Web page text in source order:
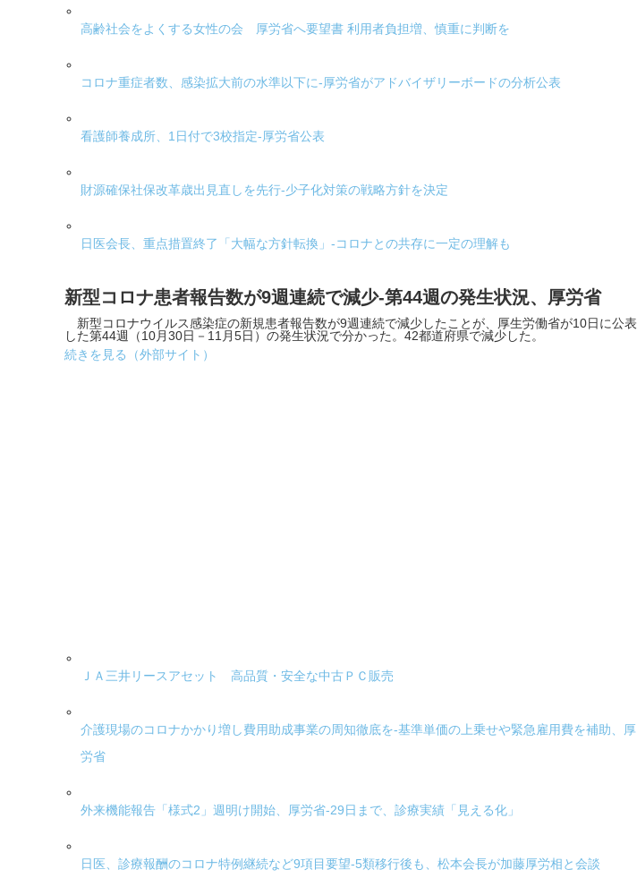
高齢社会をよくする女性の会 厚労省へ要望書 利用者負担増、慎重に判断を
コロナ重症者数、感染拡大前の水準以下に-厚労省がアドバイザリーボードの分析公表
看護師養成所、1日付で3校指定-厚労省公表
財源確保社保改革歳出見直しを先行-少子化対策の戦略方針を決定
日医会長、重点措置終了「大幅な方針転換」-コロナとの共存に一定の理解も
新型コロナ患者報告数が9週連続で減少-第44週の発生状況、厚労省
新型コロナウイルス感染症の新規患者報告数が9週連続で減少したことが、厚生労働省が10日に公表
した第44週（10月30日－11月5日）の発生状況で分かった。42都道府県で減少した。
続きを見る（外部サイト）
ＪＡ三井リースアセット 高品質・安全な中古ＰＣ販売
介護現場のコロナかかり増し費用助成事業の周知徹底を-基準単価の上乗せや緊急雇用費を補助、厚
労省
外来機能報告「様式2」週明け開始、厚労省-29日まで、診療実績「見える化」
日医、診療報酬のコロナ特例継続など9項目要望-5類移行後も、松本会長が加藤厚労相と会談